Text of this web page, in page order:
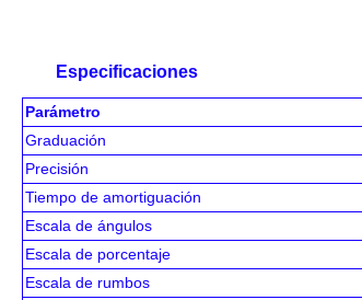
Especificaciones
Parámetro
Graduación
Precisión
Tiempo de amortiguación
Escala de ángulos
Escala de porcentaje
Escala de rumbos